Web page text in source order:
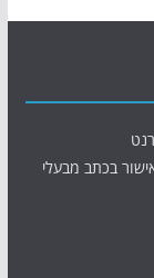
בכתב מבעלי